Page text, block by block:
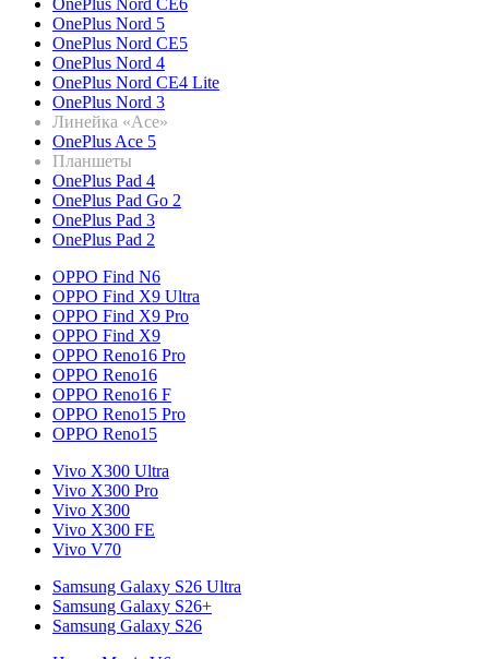
OnePlus Nord CE6
OnePlus Nord 5
OnePlus Nord CE5
OnePlus Nord 4
OnePlus Nord CE4 Lite
OnePlus Nord 3
Линейка «Ace»
OnePlus Ace 5
Планшеты
OnePlus Pad 4
OnePlus Pad Go 2
OnePlus Pad 3
OnePlus Pad 2
OPPO Find N6
OPPO Find X9 Ultra
OPPO Find X9 Pro
OPPO Find X9
OPPO Reno16 Pro
OPPO Reno16
OPPO Reno16 F
OPPO Reno15 Pro
OPPO Reno15
Vivo X300 Ultra
Vivo X300 Pro
Vivo X300
Vivo X300 FE
Vivo V70
Samsung Galaxy S26 Ultra
Samsung Galaxy S26+
Samsung Galaxy S26